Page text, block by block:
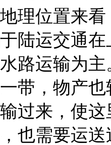
理位置来
陆运交通
路运输为
带，物产
过来，使
也需要运